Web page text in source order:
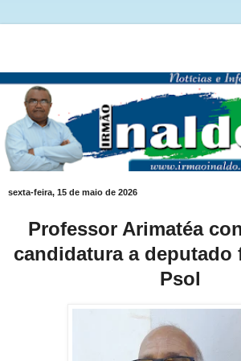
sexta-feira, 15 de maio de 2026
Professor Arimatéa
candidatura a deputado
Psol